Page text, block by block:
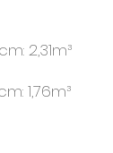
2,31m³
1,76m³